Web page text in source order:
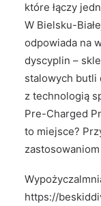
które łączy
W Bielsku-
odpowiada na
dyscyplin –
stalowych butli
z technologią
Pre-Charged
to miejsce?
https://